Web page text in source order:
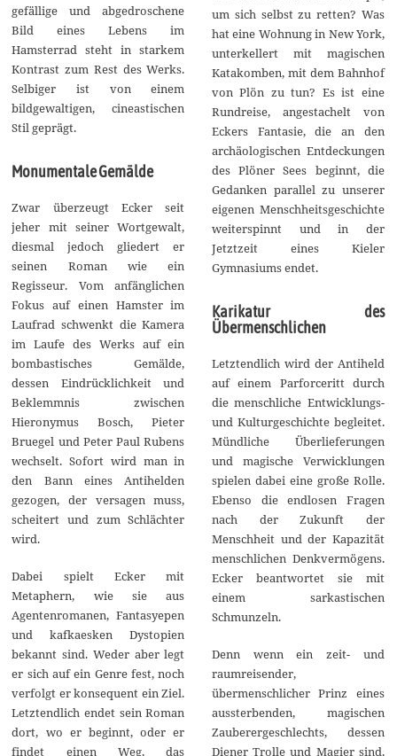
gefällige und abgedroschene
Bild eines Lebens im
Hamsterrad steht in starkem
Kontrast zum Rest des Werks.
Selbiger ist von einem
bildgewaltigen, cineastischen
Stil geprägt.
Monumentale Gemälde
Zwar überzeugt Ecker seit
jeher mit seiner Wortgewalt,
diesmal jedoch gliedert er
seinen Roman wie ein
Regisseur. Vom anfänglichen
Fokus auf einen Hamster im
Laufrad schwenkt die Kamera
im Laufe des Werks auf ein
bombastisches Gemälde,
dessen Eindrücklichkeit und
Beklemmnis zwischen
Hieronymus Bosch, Pieter
Bruegel und Peter Paul Rubens
wechselt. Sofort wird man in
den Bann eines Antihelden
gezogen, der versagen muss,
scheitert und zum Schlächter
wird.
Dabei spielt Ecker mit
Metaphern, wie sie aus
Agentenromanen, Fantasyepen
und kafkaesken Dystopien
bekannt sind. Weder aber legt
er sich auf ein Genre fest, noch
verfolgt er konsequent ein Ziel.
Letztendlich endet sein Roman
dort, wo er beginnt, oder er
findet einen Weg, das
um sich selbst zu retten? Was
hat eine Wohnung in New York,
unterkellert mit magischen
Katakomben, mit dem Bahnhof
von Plön zu tun? Es ist eine
Rundreise, angestachelt von
Eckers Fantasie, die an den
archäologischen Entdeckungen
des Plöner Sees beginnt, die
Gedanken parallel zu unserer
eigenen Menschheitsgeschichte
weiterspinnt und in der
Jetztzeit eines Kieler
Gymnasiums endet.
Karikatur des
Übermenschlichen
Letztendlich wird der Antiheld
auf einem Parforceritt durch
die menschliche Entwicklungs-
und Kulturgeschichte begleitet.
Mündliche Überlieferungen
und magische Verwicklungen
spielen dabei eine große Rolle.
Ebenso die endlosen Fragen
nach der Zukunft der
Menschheit und der Kapazität
menschlichen Denkvermögens.
Ecker beantwortet sie mit
einem sarkastischen
Schmunzeln.
Denn wenn ein zeit- und
raumreisender,
übermenschlicher Prinz eines
aussterbenden, magischen
Zauberergeschlechts, dessen
Diener Trolle und Magier sind,